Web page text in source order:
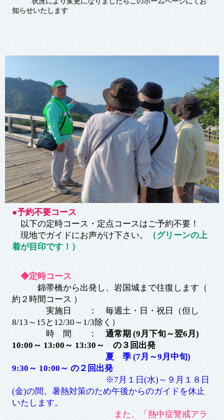
知らせいたします
●予約不要コース
以下の定時コース・定点コースはご予約不要！
現地でガイドにお声がけ下さい。
（グリーンの上
着が目印です！ ）
◆定時コース
錦帯橋から出発し、岩国城まで往復します（
約２時間コース ）
実施日 ： 毎週土・日・祝日（但し
8/13～15と12/30～1/3除く）
時 間 ：通常期 (9月下旬～翌6月)
10:00～ 13:00～ 13:30～ の ３回 出発
夏 季 (7月～9月中旬)
9:30～ 10:00～ の ２回 出発
※7月１日(水)～９月１８日
(金)の間、暑熱対策のため午後からのガイドを休止
いたします。
また、「熱中症警戒アラ